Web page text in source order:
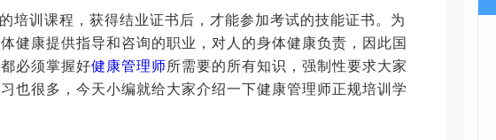
培训课程，获得结业证书后，才能参加考试的技能证书。为
健康提供指导和咨询的职业，对人的身体健康负责，因此国
必须掌握好健康管理师所需要的所有知识，强制性要求大家
也很多，今天小编就给大家介绍一下健康管理师正规培训学